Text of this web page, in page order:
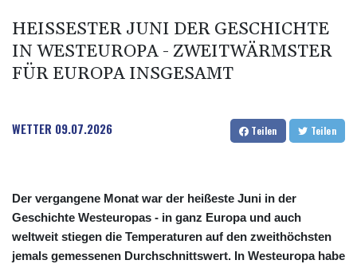
HEISSESTER JUNI DER GESCHICHTE I
N WESTEUROPA - ZWEITWÄRMSTER F
ÜR EUROPA INSGESAMT
WETTER 09.07.2026 Teilen Teilen
Der vergangene Monat war der heißeste Juni in der
Geschichte Westeuropas - in ganz Europa und auch
weltweit stiegen die Temperaturen auf den zweithöchsten
jemals gemessenen Durchschnittswert. In Westeuropa habe